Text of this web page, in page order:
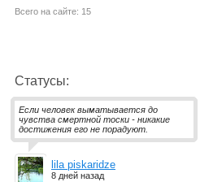
Всего на сайте: 15
Статусы:
Если человек выматывается до
чувства смертной тоски - никакие
достижения его не порадуют.
lila piskaridze
8 дней назад